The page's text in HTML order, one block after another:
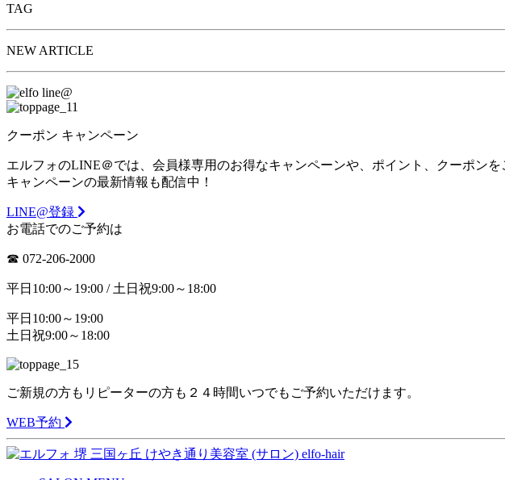
TAG
NEW ARTICLE
クーポン キャンペーン
エルフォのLINE＠では、会員様専用のお得なキャンペーンや、ポイント、クーポンを
キャンペーンの最新情報も配信中！
LINE@登録
お電話でのご予約は
☎︎ 072-206-2000
平日10:00～19:00 / 土日祝9:00～18:00
平日10:00～19:00
土日祝9:00～18:00
ご新規の方もリピーターの方も２４時間いつでもご予約いただけます。
WEB予約